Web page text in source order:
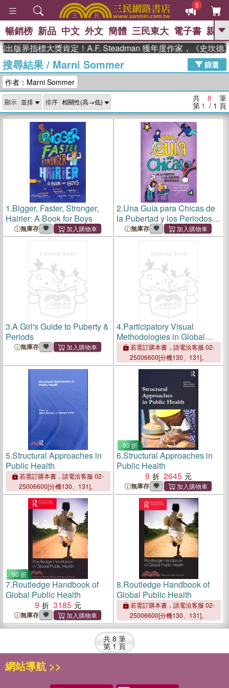
5
GO
熱搜： 東野圭吾 高希均教授回憶錄
、 The Odyssey 、 父親節 、 如果歷
獎 臺灣漫遊錄 、 方念華 、 台灣的李
登輝時代
數學女孩：黎曼猜想 、
偉大的迷走神經
暢銷榜 新品 中文 外文 簡體 三民東大 電子書 親子
版界指標大獎肯定！A.F. Steadman 獲年度作家，《史坎德
搜尋結果/ Marni Sommer
篩選
作者：Marni Sommer
顯示 排序 共 8 筆
第 1 / 1 頁
1.Bigger, Faster, Stronger,
Hairier: A Book for Boys
無庫存
2.Una Guía para Chicas de
la Pubertad y los Periodos
Menstruales
無庫存
3.A Girl's Guide to Puberty &
Periods
無庫存
4.Participatory Visual
Methodologies in Global
Public Health
若需訂購本書，請電洽客服 02-
25006600[分機130、131]。
5.Structural Approaches in
Public Health
若需訂購本書，請電洽客服 02-
25006600[分機130、131]。
90 折
6.Structural Approaches in
Public Health
9
2645
無庫存
90 折
7.Routledge Handbook of
Global Public Health
9
3185
無庫存
8.Routledge Handbook of
Global Public Health
若需訂購本書，請電洽客服 02-
25006600[分機130、131]。
共 8 筆
第 1 頁
網站導航 >>